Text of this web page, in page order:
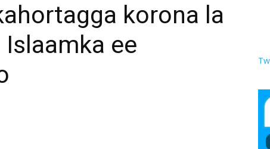
korona la
ee